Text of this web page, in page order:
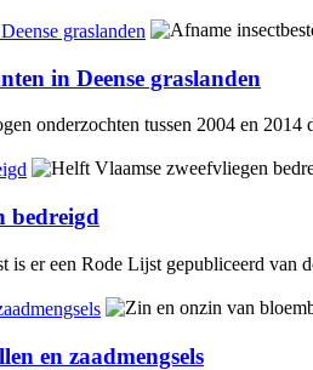
graslanden
in Deense graslanden
onderzochten tussen 2004 en
bedreigd
is er een Rode Lijst gepubliceerd van
en zaadmengsels